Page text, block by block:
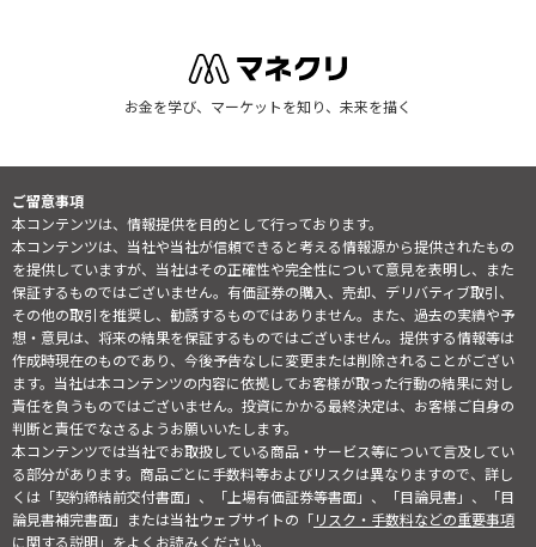
お金を学び、マーケットを知り、未来を描く
ご留意事項
本コンテンツは、情報提供を目的として行っております。
本コンテンツは、当社や当社が信頼できると考える情報源から提供されたもの
を提供していますが、当社はその正確性や完全性について意見を表明し、また
保証するものではございません。有価証券の購入、売却、デリバティブ取引、
その他の取引を推奨し、勧誘するものではありません。また、過去の実績や予
想・意見は、将来の結果を保証するものではございません。提供する情報等は
作成時現在のものであり、今後予告なしに変更または削除されることがござい
ます。当社は本コンテンツの内容に依拠してお客様が取った行動の結果に対し
責任を負うものではございません。投資にかかる最終決定は、お客様ご自身の
判断と責任でなさるようお願いいたします。
本コンテンツでは当社でお取扱している商品・サービス等について言及してい
る部分があります。商品ごとに手数料等およびリスクは異なりますので、詳し
くは「契約締結前交付書面」、「上場有価証券等書面」、「目論見書」、「目
論見書補完書面」または当社ウェブサイトの「リスク・手数料などの重要事項
に関する説明」をよくお読みください。